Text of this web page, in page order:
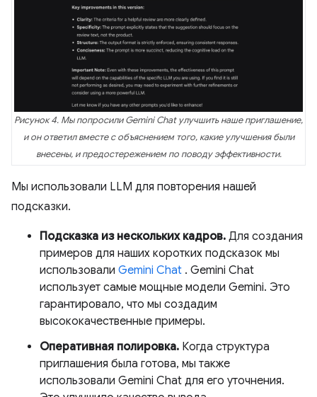
Рисунок 4. Мы попросили Gemini Chat улучшить наше приглашение,
и он ответил вместе с объяснением того, какие улучшения были
внесены, и предостережением по поводу эффективности.
Мы использовали LLM для повторения нашей
подсказки.
Подсказка из нескольких кадров. Для создания
примеров для наших коротких подсказок мы
использовали Gemini Chat . Gemini Chat
использует самые мощные модели Gemini. Это
гарантировало, что мы создадим
высококачественные примеры.
Оперативная полировка. Когда структура
приглашения была готова, мы также
использовали Gemini Chat для его уточнения.